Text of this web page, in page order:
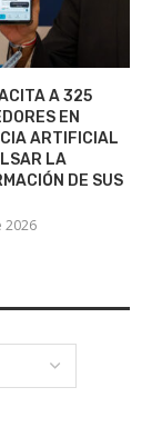
A 325
EN
ARTIFICIAL
LA
DE SUS
2026